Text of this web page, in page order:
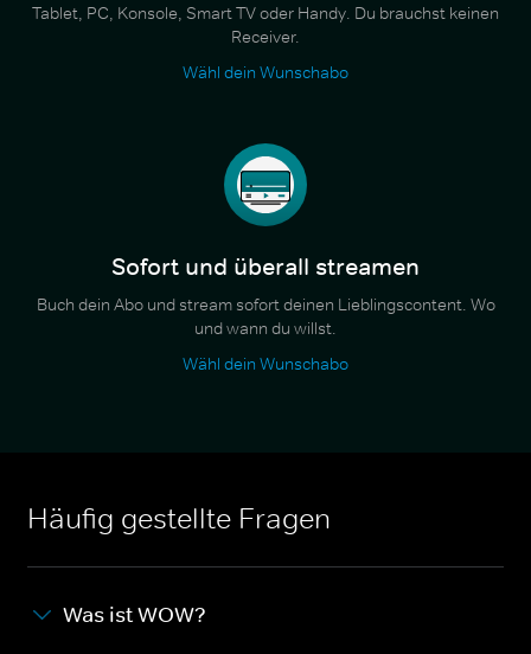
Tablet, PC, Konsole, Smart TV oder Handy. Du brauchst keinen
Receiver.
Wähl dein Wunschabo
Sofort und überall streamen
Buch dein Abo und stream sofort deinen Lieblingscontent. Wo
und wann du willst.
Wähl dein Wunschabo
Häufig gestellte Fragen
Was ist WOW?